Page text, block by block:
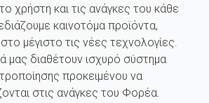
χρήστη και τις ανάγκες του κάθε
καινοτόμα προϊόντα,
μέγιστο τις νέες τεχνολογίες.
μας διαθέτουν ισχυρό σύστημα
προκειμένου να
στις ανάγκες του Φορέα.